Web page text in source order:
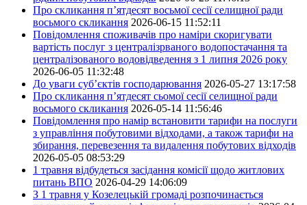
Про скликання п’ятдесят восьмої сесії селищної ради
восьмого скликання 2026-06-15 11:52:11
Повідомлення споживачів про наміри скоригувати
вартість послуг з централізрваного водопостачання та
централізованого водовідведення з 1 липня 2026 року
2026-06-05 11:32:48
До уваги суб’єктів господарювання 2026-05-27 13:17:58
Про скликання п’ятдесят сьомої сесії селищної ради
восьмого скликання 2026-05-14 11:56:46
Повідомлення про намір встановити тарифи на послуги
з управління побутовими відходами, а також тарифи на
збирання, перевезення та видалення побутових відходів
2026-05-05 08:53:29
1 травня відбудеться засідання комісії щодо житлових
питань ВПО 2026-04-29 14:06:09
З 1 травня у Козелецькій громаді розпочинається